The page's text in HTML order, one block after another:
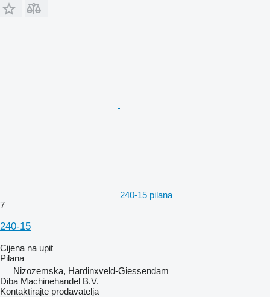
240-15 pilana
7
240-15
Cijena na upit
Pilana
Nizozemska, Hardinxveld-Giessendam
Diba Machinehandel B.V.
Kontaktirajte prodavatelja